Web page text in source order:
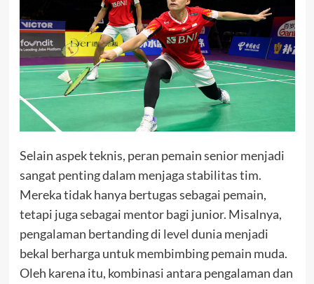
Selain aspek teknis, peran pemain senior menjadi
sangat penting dalam menjaga stabilitas tim.
Mereka tidak hanya bertugas sebagai pemain,
tetapi juga sebagai mentor bagi junior. Misalnya,
pengalaman bertanding di level dunia menjadi
bekal berharga untuk membimbing pemain muda.
Oleh karena itu, kombinasi antara pengalaman dan